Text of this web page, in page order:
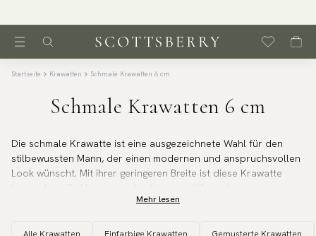
Startseite Krawatten Schmale Krawatten 6 cm
Schmale Krawatten 6 cm
Die schmale Krawatte ist eine ausgezeichnete Wahl für den
stilbewussten Mann, der einen modernen und anspruchsvollen
Look wünscht. Mit ihrer geringeren Breite ist diese Krawatte
und für diejenigen, die einen eher reduzierten und
perfekt für junge und ältere Männer, die ihre Garderobe mit
Mehr lesen